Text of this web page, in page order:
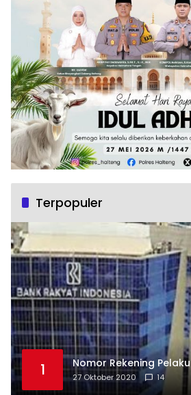
Terpopuler
1 Nomor Rekening
27 Oktober 2020 14